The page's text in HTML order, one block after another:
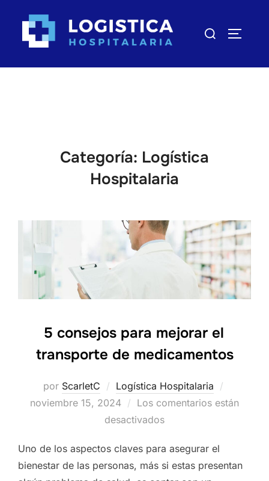
contenido
Buscar:
Categoría: Logística
Hospitalaria
5 consejos para mejorar el
transporte de medicamentos
por ScarletC Logística Hospitalaria
el
noviembre 15, 2024
Los comentarios están
desactivados
Uno de los aspectos claves para asegurar el
bienestar de las personas, más si estas presentan